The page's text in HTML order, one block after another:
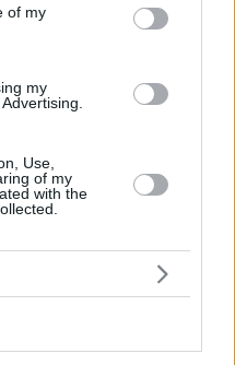
of my
my
Use,
of my
with the
– 34m2 Wes